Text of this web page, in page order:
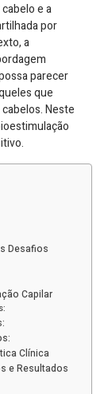
e a
por
a
parecer
que
Neste
Desafios
Capilar
Clínica
e Resultados